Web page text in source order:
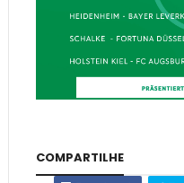
COMPARTILHE